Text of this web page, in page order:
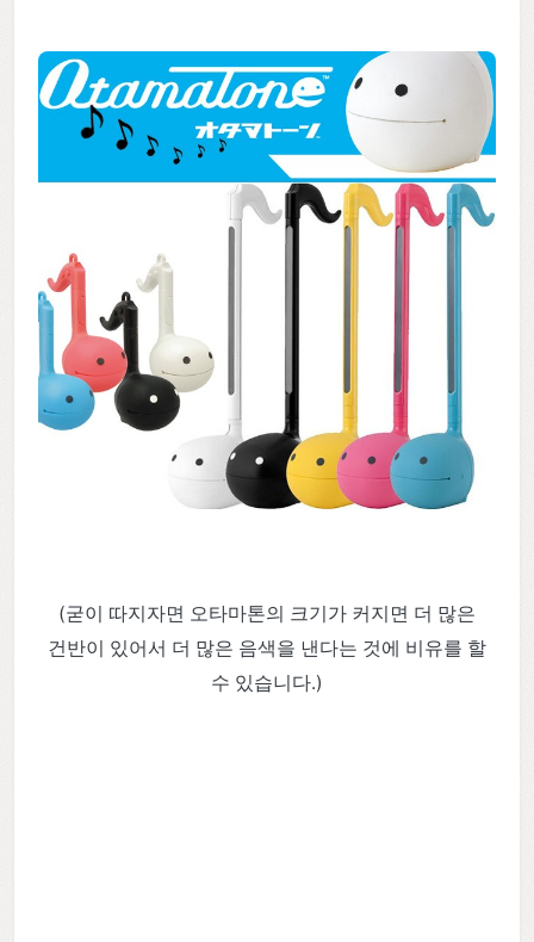
(굳이 따지자면 오타마톤의 크기가 커지면 더 많은
건반이 있어서 더 많은 음색을 낸다는 것에 비유를 할
수 있습니다.)